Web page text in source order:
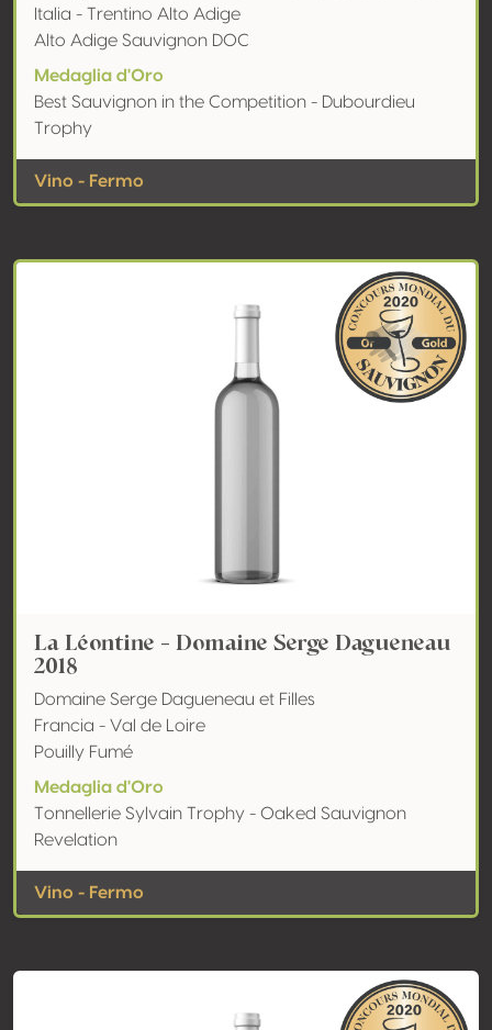
Italia - Trentino Alto Adige
Alto Adige Sauvignon DOC
Medaglia d'Oro
Best Sauvignon in the Competition - Dubourdieu
Trophy
Vino - Fermo
La Léontine - Domaine Serge Dagueneau
2018
Domaine Serge Dagueneau et Filles
Francia - Val de Loire
Pouilly Fumé
Medaglia d'Oro
Tonnellerie Sylvain Trophy - Oaked Sauvignon
Revelation
Vino - Fermo